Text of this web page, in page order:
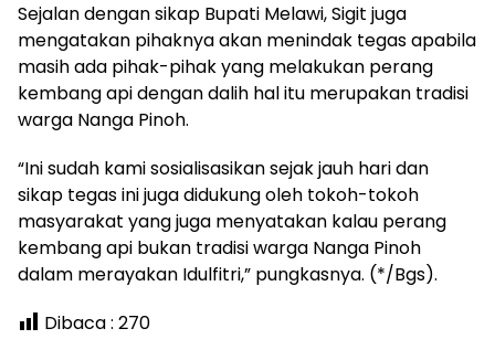
Sejalan dengan sikap Bupati Melawi, Sigit juga
mengatakan pihaknya akan menindak tegas apabila
masih ada pihak-pihak yang melakukan perang
kembang api dengan dalih hal itu merupakan tradisi
warga Nanga Pinoh.
“Ini sudah kami sosialisasikan sejak jauh hari dan
sikap tegas ini juga didukung oleh tokoh-tokoh
masyarakat yang juga menyatakan kalau perang
kembang api bukan tradisi warga Nanga Pinoh
dalam merayakan Idulfitri,” pungkasnya. (*/Bgs).
Dibaca : 270